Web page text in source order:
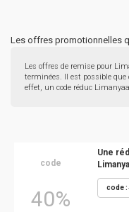
Les offres promotionnelles
Les offres de remise pour
terminées. Il est possible
effet, un code réduc
code
40%
Une
code :